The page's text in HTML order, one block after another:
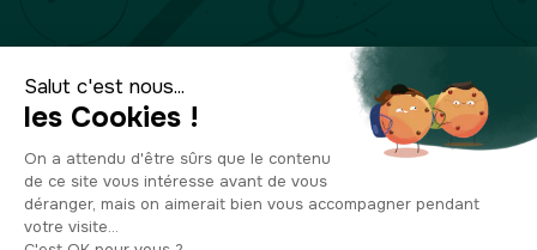
Descubre los 15
lugares
imprescindibles